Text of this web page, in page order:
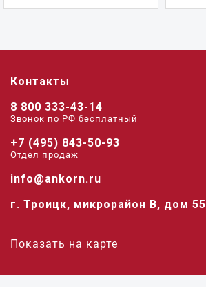
Контакты
8 800 333-43-14
Звонок по РФ беcплатный
+7 (495) 843-50-93
Отдел продаж
info@ankorn.ru
г. Троицк, микрорайон В, дом 55
Показать на карте